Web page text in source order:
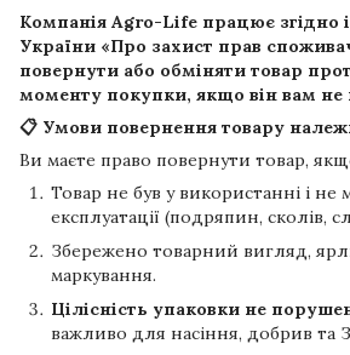
Компанія Agro-Life працює згідно
України «Про захист прав
повернути або обміняти товар
моменту покупки, якщо він вам не
📋 Умови повернення товару
Ви маєте право повернути товар,
Товар не був у використанні і не
експлуатації (подряпин, сколів,
Збережено товарний вигляд,
маркування.
Цілісність упаковки не
важливо для насіння, добрив та